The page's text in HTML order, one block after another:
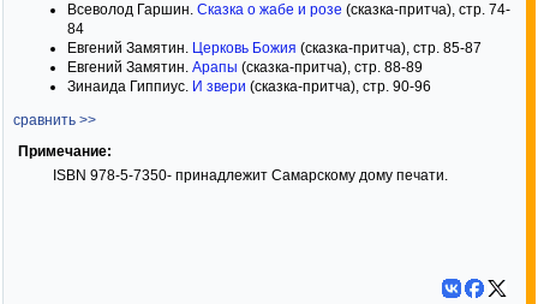
Всеволод Гаршин. Сказка о жабе и розе (сказка-притча), стр. 74-
84
Евгений Замятин. Церковь Божия (сказка-притча), стр. 85-87
Евгений Замятин. Арапы (сказка-притча), стр. 88-89
Зинаида Гиппиус. И звери (сказка-притча), стр. 90-96
сравнить >>
Примечание:
ISBN 978-5-7350- принадлежит Самарскому дому печати.